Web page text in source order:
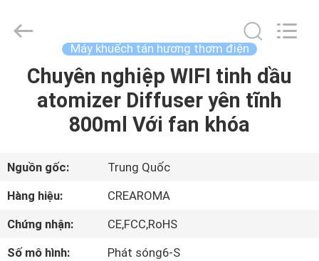
TRANG
CHỦ
SẢN
PHẨM
Water
Meter
Reserved.
Máy khuếch tán hương thơm điện
Chuyên nghiệp WIFI tinh dầu
atomizer Diffuser yên tĩnh
800ml Với fan khóa
Nguồn gốc:
Trung Quốc
Hàng hiệu:
CREAROMA
Chứng nhận:
CE,FCC,RoHS
Số mô hình:
Phát sóng6-S